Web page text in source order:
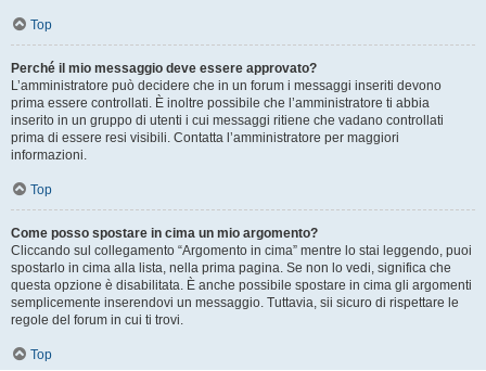
Top
Perché il mio messaggio deve essere approvato?
L’amministratore può decidere che in un forum i messaggi inseriti devono
prima essere controllati. È inoltre possibile che l’amministratore ti abbia
inserito in un gruppo di utenti i cui messaggi ritiene che vadano controllati
prima di essere resi visibili. Contatta l’amministratore per maggiori
informazioni.
Top
Come posso spostare in cima un mio argomento?
Cliccando sul collegamento “Argomento in cima” mentre lo stai leggendo, puoi
spostarlo in cima alla lista, nella prima pagina. Se non lo vedi, significa che
questa opzione è disabilitata. È anche possibile spostare in cima gli argomenti
semplicemente inserendovi un messaggio. Tuttavia, sii sicuro di rispettare le
regole del forum in cui ti trovi.
Top